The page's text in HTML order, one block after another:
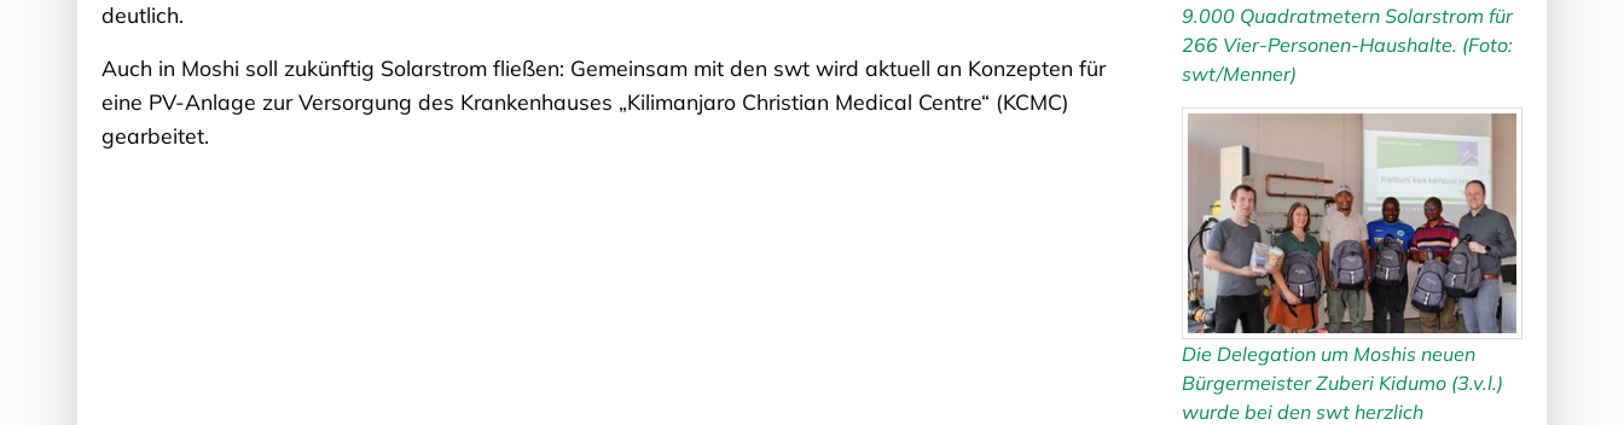
9.000 Quadratmetern Solarstrom für
266 Vier-Personen-Haushalte. (Foto:
swt/Menner)
Die Delegation um Moshis neuen
Bürgermeister Zuberi Kidumo (3.v.l.)
wurde bei den swt herzlich
deutlich.
Auch in Moshi soll zukünftig Solarstrom fließen: Gemeinsam mit den swt wird aktuell an Konzepten für
eine PV-Anlage zur Versorgung des Krankenhauses „Kilimanjaro Christian Medical Centre“ (KCMC)
gearbeitet.